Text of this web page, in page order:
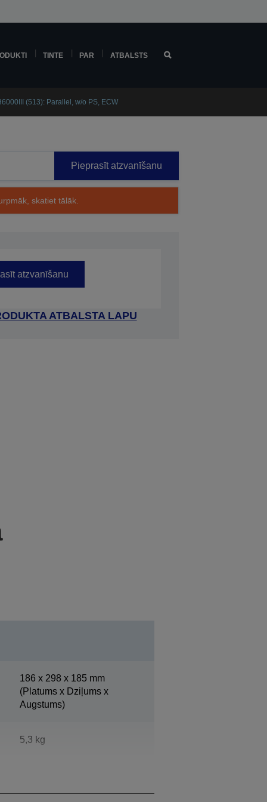
TINTE PAR ATBALSTS
(513): Parallel, w/o PS, ECW
Pieprasīt atzvanīšanu
skatiet tālāk.
atzvanīšanu
ATBALSTA LAPU
186‎ x 298 x 185 mm
(Platums x Dziļums x
Augstums)
5,3 kg